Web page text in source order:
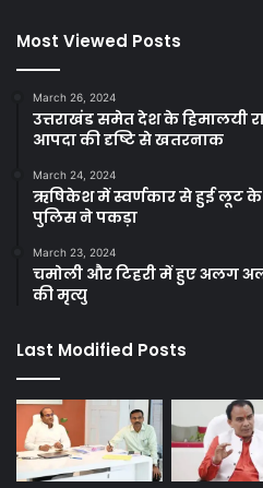
Most Viewed Posts
March 26, 2024
उत्तराखंड समेत देश के हिमालयी
आपदा की दृष्टि से खतरनाक
March 24, 2024
ऋषिकेश में स्वर्णकार से हुई लूट
पुलिस ने पकड़ा
March 23, 2024
चमोली और टिहरी में हुए अलग
की मृत्यु
Last Modified Posts